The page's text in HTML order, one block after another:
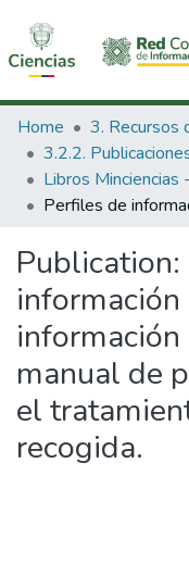
Communities &
All of DSpace
Statistics
Home
Publication:
información
manual de
el
recogida.